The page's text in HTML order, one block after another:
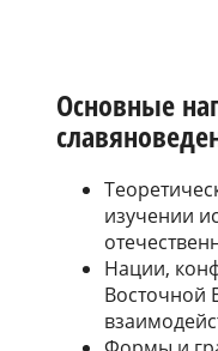
Основные
изучении
Нации,
Восточной